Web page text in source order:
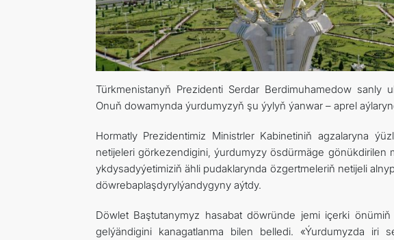
Türkmenistanyň Prezidenti Serdar Berdimuhamedow sanly
Onuň dowamynda ýurdumyzyň şu ýylyň ýanwar – aprel
Hormatly Prezidentimiz Ministrler Kabinetiniň agzalaryna
netijeleri görkezendigini, ýurdumyzy ösdürmäge gönükdirilen
ykdysadyýetimiziň ähli pudaklarynda özgertmeleriň netijeli
döwrebaplaşdyrylýandygyny aýtdy.
Döwlet Baştutanymyz hasabat döwründe jemi içerki
gelýändigini kanagatlanma bilen belledi. «Ýurdumyzda iri